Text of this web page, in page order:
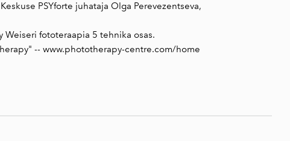
PSYforte juhataja Olga Perevezentseva,
fototeraapia 5 tehnika osas.
-- www.phototherapy-centre.com/home